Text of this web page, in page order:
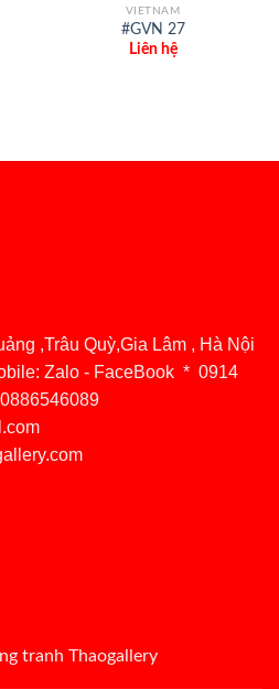
VIETNAM
#GVN 27
Liên hệ
,Trâu Quỳ,Gia Lâm , Hà Nội
Zalo - FaceBook * 0914
tranh Thaogallery